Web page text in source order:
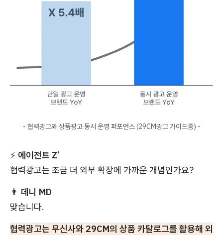
- 협력광고와 상품광고 동시 운영 퍼포먼스 (29CM광고 가이드중) -
⚡ 에이전트 Z’
협력광고는 조금 더 외부 확장에 가까운 개념인가요?
👨 데니 MD
맞습니다.
협력광고는 무신사와 29CM의 상품 카탈로그를 활용해 외